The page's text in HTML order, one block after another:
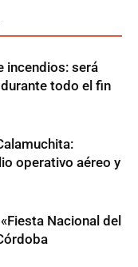
incendios: será
todo el fin
operativo aéreo y
Nacional del